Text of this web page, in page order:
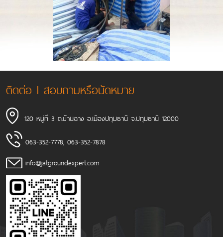
ติดต่อ l สอบถามหรือนัดหมาย
120 หมู่ที่ 3 ต.บ้านฉาง อ.เมืองปทุมธานี จ.ปทุมธานี 12000
063-352-7778, 063-352-7878
info@jatgroundexpert.com